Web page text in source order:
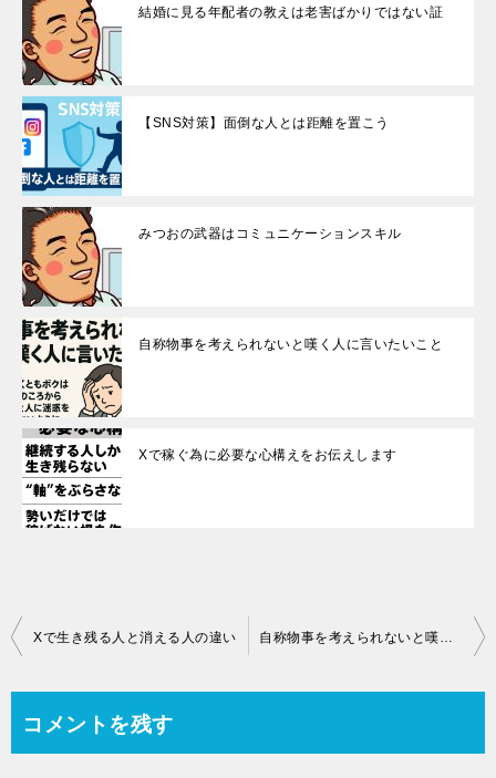
結婚に見る年配者の教えは老害ばかりではない証
【SNS対策】面倒な人とは距離を置こう
みつおの武器はコミュニケーションスキル
自称物事を考えられないと嘆く人に言いたいこと
Xで稼ぐ為に必要な心構えをお伝えします
投
ナ
Xで生き残る人と消える人の違い 自称物事を考えられないと嘆く人に言いたいこと
コメントを残す